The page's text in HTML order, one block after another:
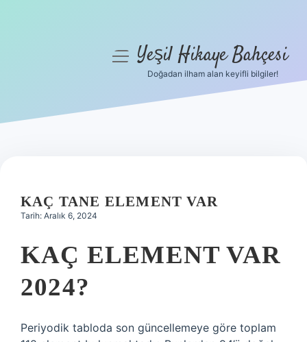
Hakkımızda
menüyüYeşil Hikaye Bahçesi
Doğadan ilham alan keyifli bilgiler!
KAÇ TANE ELEMENT VAR
Tarih: Aralık 6, 2024
KAÇ ELEMENT VAR
2024?
Periyodik tabloda son güncellemeye göre toplam